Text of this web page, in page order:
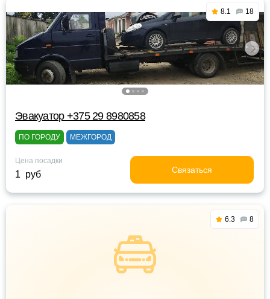
8.1 18
Эвакуатор +375 29 8980858
ПО ГОРОДУ МЕЖГОРОД
Цена посадки
1 руб Связаться
6.3 8